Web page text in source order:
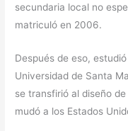
secundaria local no
matriculó en 2006.
Después de eso,
Universidad de Santa
se transfirió al diseño
mudó a los Estados